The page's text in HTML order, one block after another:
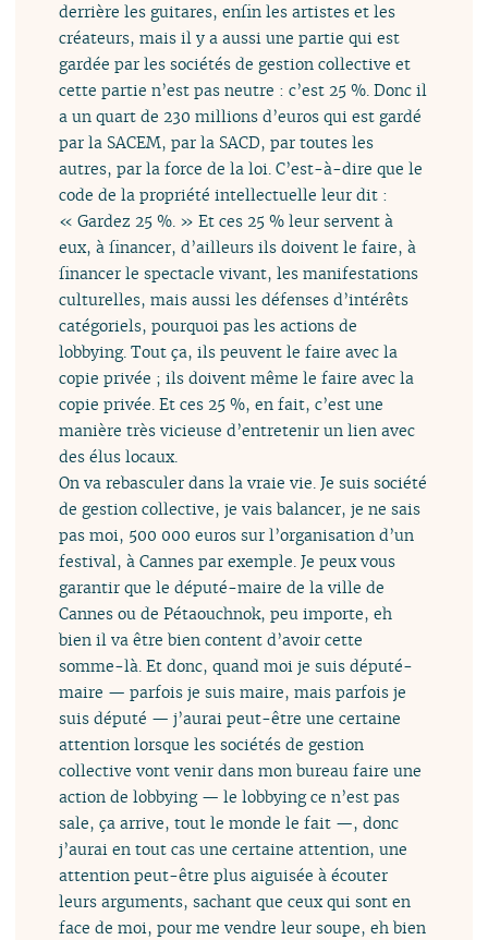
derrière les guitares, enfin les artistes et les
créateurs, mais il y a aussi une partie qui est
gardée par les sociétés de gestion collective et
cette partie n’est pas neutre : c’est 25 %. Donc il
a un quart de 230 millions d’euros qui est gardé
par la SACEM, par la SACD, par toutes les
autres, par la force de la loi. C’est-à-dire que le
code de la propriété intellectuelle leur dit :
« Gardez 25 %. » Et ces 25 % leur servent à
eux, à financer, d’ailleurs ils doivent le faire, à
financer le spectacle vivant, les manifestations
culturelles, mais aussi les défenses d’intérêts
catégoriels, pourquoi pas les actions de
lobbying. Tout ça, ils peuvent le faire avec la
copie privée ; ils doivent même le faire avec la
copie privée. Et ces 25 %, en fait, c’est une
manière très vicieuse d’entretenir un lien avec
des élus locaux.
On va rebasculer dans la vraie vie. Je suis société
de gestion collective, je vais balancer, je ne sais
pas moi, 500 000 euros sur l’organisation d’un
festival, à Cannes par exemple. Je peux vous
garantir que le député-maire de la ville de
Cannes ou de Pétaouchnok, peu importe, eh
bien il va être bien content d’avoir cette
somme-là. Et donc, quand moi je suis député-
maire — parfois je suis maire, mais parfois je
suis député — j’aurai peut-être une certaine
attention lorsque les sociétés de gestion
collective vont venir dans mon bureau faire une
action de lobbying — le lobbying ce n’est pas
sale, ça arrive, tout le monde le fait —, donc
j’aurai en tout cas une certaine attention, une
attention peut-être plus aiguisée à écouter
leurs arguments, sachant que ceux qui sont en
face de moi, pour me vendre leur soupe, eh bien